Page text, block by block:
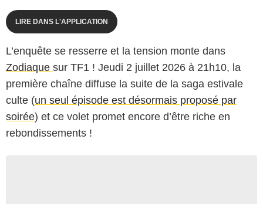
LIRE DANS L'APPLICATION
L’enquête se resserre et la tension monte dans
Zodiaque sur TF1 ! Jeudi 2 juillet 2026 à 21h10, la
première chaîne diffuse la suite de la saga estivale
culte (un seul épisode est désormais proposé par
soirée) et ce volet promet encore d’être riche en
rebondissements !